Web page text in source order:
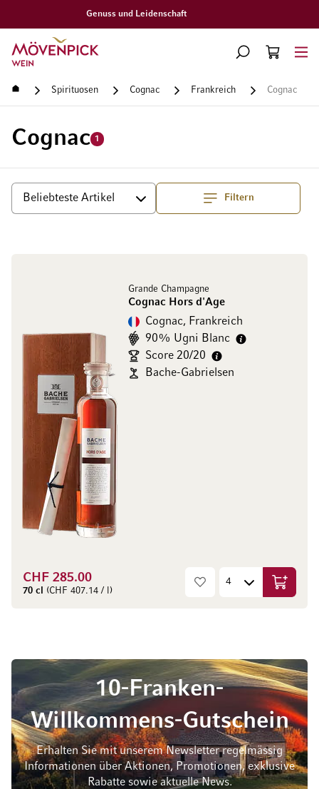
Gratislieferung ab CHF 300.–
Zur Startseite
SUCHE
WARENKORB
Startseite Spirituosen Cognac Frankreich Cognac
Cognac 1
Filtern
Sortieren Top
Grande Champagne
Cognac Hors d'Age
Cognac, Frankreich
90% Ugni Blanc
Score 20/20
Bache-Gabrielsen
CHF 285.00
70 cl (CHF 407.14 / l) In den
10-Franken-
Willkommens-Gutschein
Erhalten Sie mit unserem Newsletter regelmässig
Informationen über Aktionen, Promotionen, exklusive
Rabatte sowie aktuelle News.